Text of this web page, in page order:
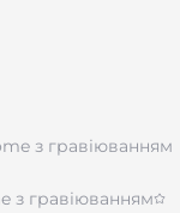
з гравіюванням